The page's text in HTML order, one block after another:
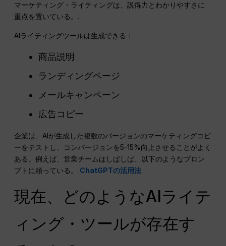
マーケティング・ライティングは、説得力とわかりやすさに
重点を置いている。.
AIライティングツールは生成できる：
商品説明
ランディングページ
メールキャンペーン
広告コピー
企業は、AIが生成した複数のバージョンのマーケティングコピ
ーをテストし、コンバージョンを5-15%向上させることがよく
ある。例えば、営業チームはしばしば、以下のようなプロン
プトに頼っている。 ChatGPTの活用法.
現在、どのようなAIライテ
ィング・ツールが存在す